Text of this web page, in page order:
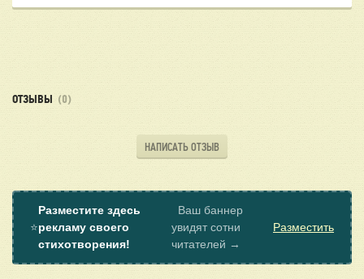
ОТЗЫВЫ (0)
НАПИСАТЬ ОТЗЫВ
⭐
Разместите здесь
рекламу своего
стихотворения!
Ваш баннер
увидят сотни
читателей →
Разместить